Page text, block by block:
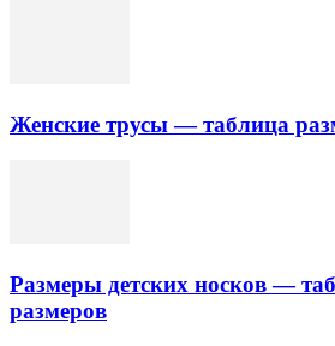
Женские трусы — таблица
Размеры детских носков —
размеров